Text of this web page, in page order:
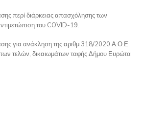
περί διάρκειας απασχόλησης των
του COVID-19.
για ανάκληση της αριθμ.318/2020 Α.Ο.Ε.
τελών, δικαιωμάτων ταφής Δήμου Ευρώτα